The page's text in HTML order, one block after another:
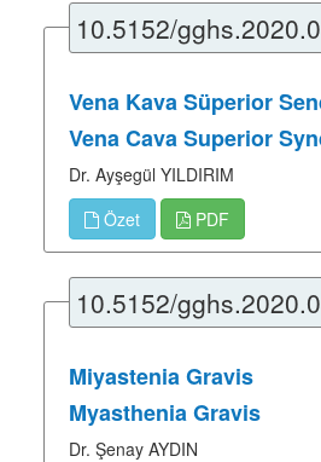
10.5152/
Vena Kava Süperior
Vena Cava Superior
Dr. Ayşegül YILDIRIM
Özet
PDF
10.5152/
Miyastenia Gravis
Myasthenia Gravis
Dr. Şenay AYDIN